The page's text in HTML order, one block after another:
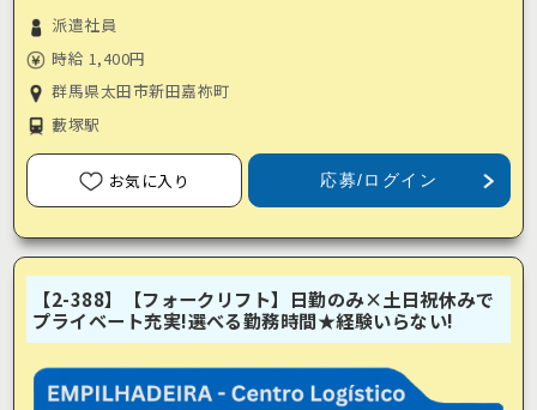
派遣社員
時給 1,400円
群馬県太田市新田嘉祢町
藪塚駅
お気に入り 応募/ログイン
【2-388】【フォークリフト】日勤のみ×土日祝休みで
プライベート充実!選べる勤務時間★経験いらない!